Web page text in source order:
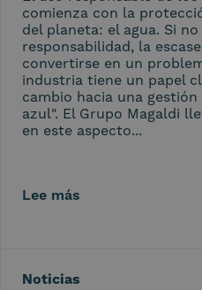
comienza con la
del planeta: el agua. Si
responsabilidad, la
convertirse en un
industria tiene un papel
cambio hacia una
azul". El Grupo Magaldi
en este aspecto...
Lee más
Noticias